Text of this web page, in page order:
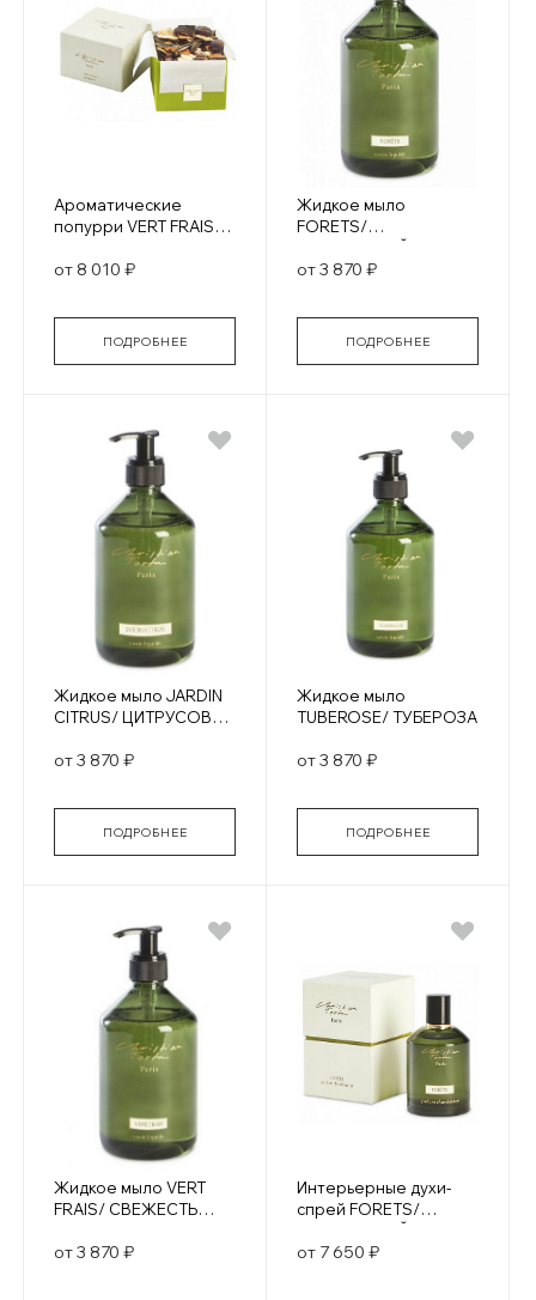
Ароматические
попурри VERT FRAIS/
от 8 010 ₽
ПОДРОБНЕЕ
Жидкое мыло
FORETS/
ЗАПОВЕДНЫЙ ЛЕС
от 3 870 ₽
ПОДРОБНЕЕ
Жидкое мыло JARDIN
CITRUS/ ЦИТРУСОВЫЕ
от 3 870 ₽
ПОДРОБНЕЕ
Жидкое мыло
TUBEROSE/ ТУБЕРОЗА
от 3 870 ₽
ПОДРОБНЕЕ
Жидкое мыло VERT
FRAIS/ СВЕЖЕСТЬ
от 3 870 ₽
Интерьерные духи-
спрей FORETS/
от 7 650 ₽